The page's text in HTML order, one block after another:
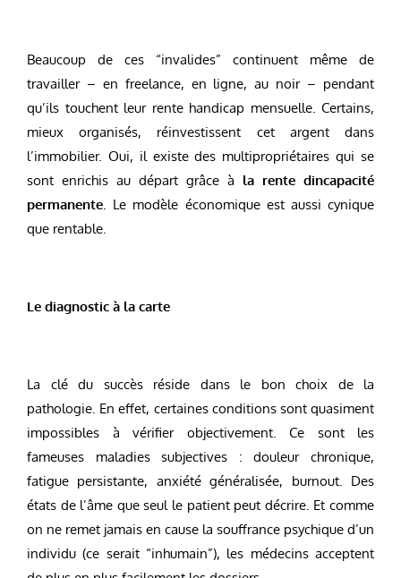
Beaucoup de ces “invalides” continuent même de
travailler – en freelance, en ligne, au noir – pendant
qu’ils touchent leur rente handicap mensuelle. Certains,
mieux organisés, réinvestissent cet argent dans
l’immobilier. Oui, il existe des multipropriétaires qui se
sont enrichis au départ grâce à la rente dincapacité
permanente. Le modèle économique est aussi cynique
que rentable.
Le diagnostic à la carte
La clé du succès réside dans le bon choix de la
pathologie. En effet, certaines conditions sont quasiment
impossibles à vérifier objectivement. Ce sont les
fameuses maladies subjectives : douleur chronique,
fatigue persistante, anxiété généralisée, burnout. Des
états de l’âme que seul le patient peut décrire. Et comme
on ne remet jamais en cause la souffrance psychique d’un
individu (ce serait “inhumain”), les médecins acceptent